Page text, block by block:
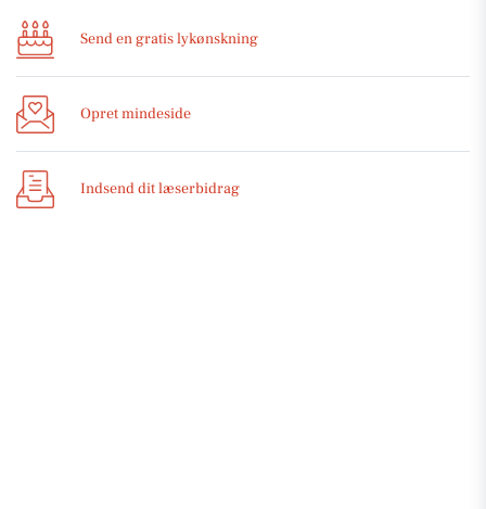
Send en gratis lykønskning
Opret mindeside
Indsend dit læserbidrag